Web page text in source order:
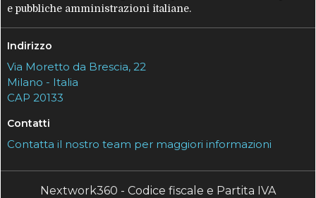
e pubbliche amministrazioni italiane.
Indirizzo
Via Moretto da Brescia, 22
Milano - Italia
CAP 20133
Contatti
Contatta il nostro team per maggiori informazioni
Nextwork360 - Codice fiscale e Partita IVA